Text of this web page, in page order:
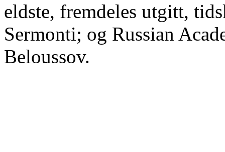
eldste, fremdeles utgitt,
Sermonti; og Russian
Beloussov.